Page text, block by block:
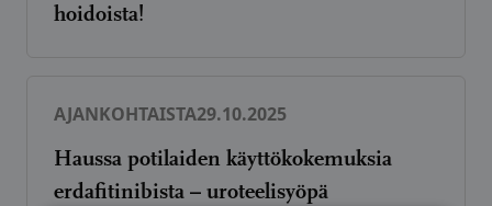
hoidoista!
AJANKOHTAISTA29.10.2025
Haussa potilaiden käyttökokemuksia
erdafitinibista – uroteelisyöpä